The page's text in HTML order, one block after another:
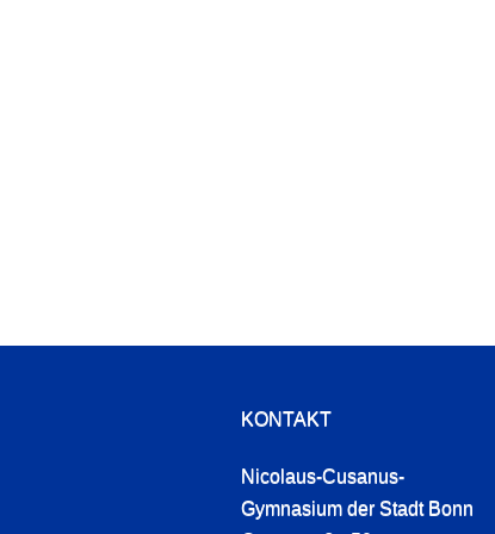
KONTAKT
Nicolaus-Cusanus-
Gymnasium der Stadt Bonn